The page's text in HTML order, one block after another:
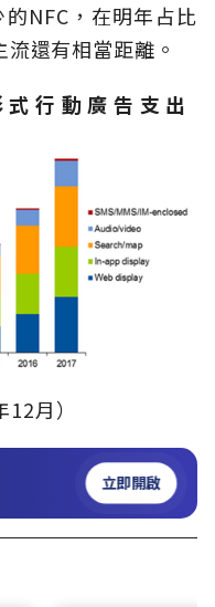
NFC，在明年占比
還有相當距離。
行動廣告支出
月）
立即開啟